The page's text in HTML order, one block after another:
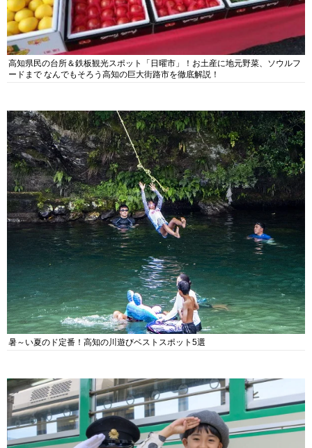
高知県民の台所＆鉄板観光スポット「日曜市」！お土産に地元野菜、ソウルフ
ードまで なんでもそろう高知の巨大街路市を徹底解説！
暑～い夏のド定番！高知の川遊びベストスポット5選